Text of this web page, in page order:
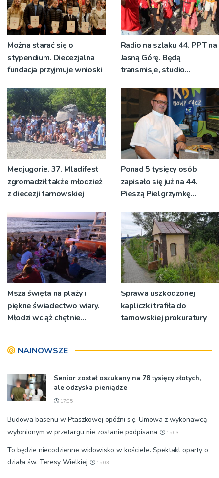
Można starać się o
stypendium. Diecezjalna
fundacja przyjmuje wnioski
Radio na szlaku 44. PPT na
Jasną Górę. Będą
transmisje, studio
pozdrowienia
Medjugorie. 37. Mladifest
zgromadził także młodzież
z diecezji tarnowskiej
Ponad 5 tysięcy osób
zapisało się już na 44.
Pieszą Pielgrzymkę
Msza święta na plaży i
piękne świadectwo wiary.
Młodzi wciąż chętnie
Sprawa uszkodzonej
kapliczki trafiła do
tarnowskiej prokuratury
NAJNOWSZE
Senior został oszukany na 78 tysięcy złotych,
ale odzyska pieniądze
17:05
Budowa basenu w Ptaszkowej opóźni się. Umowa z wykonawcą
wyłonionym w przetargu nie zostanie podpisana
15:03
To będzie niecodzienne widowisko w kościele. Spektakl oparty o
działa św. Teresy Wielkiej
15:03